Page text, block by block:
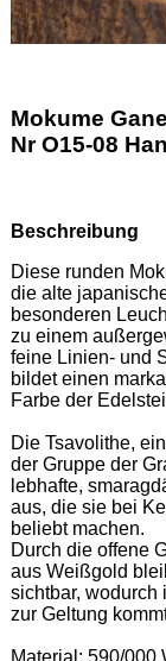
Mokume
Nr O15-08
Beschreibung
Diese runden
die alte
besonderen
zu einem
feine Linien- und
bildet einen
Farbe der
Die Tsavolithe,
der Gruppe der
lebhafte,
aus, die sie bei
beliebt machen.
Durch die offene
aus Weißgold
sichtbar, wodurch
zur Geltung
Material: 590/000